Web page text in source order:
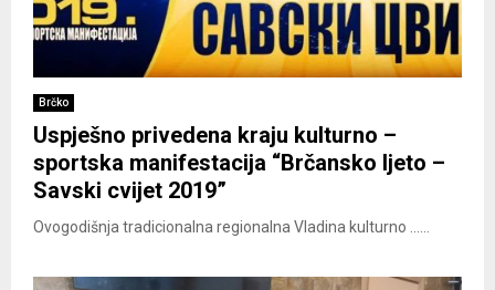
Brčko
Uspješno privedena kraju kulturno –
sportska manifestacija “Brčansko ljeto –
Savski cvijet 2019”
Ovogodišnja tradicionalna regionalna Vladina kulturno ......